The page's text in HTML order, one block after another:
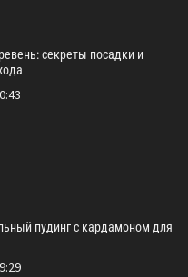
секреты посадки и
пудинг с кардамоном для